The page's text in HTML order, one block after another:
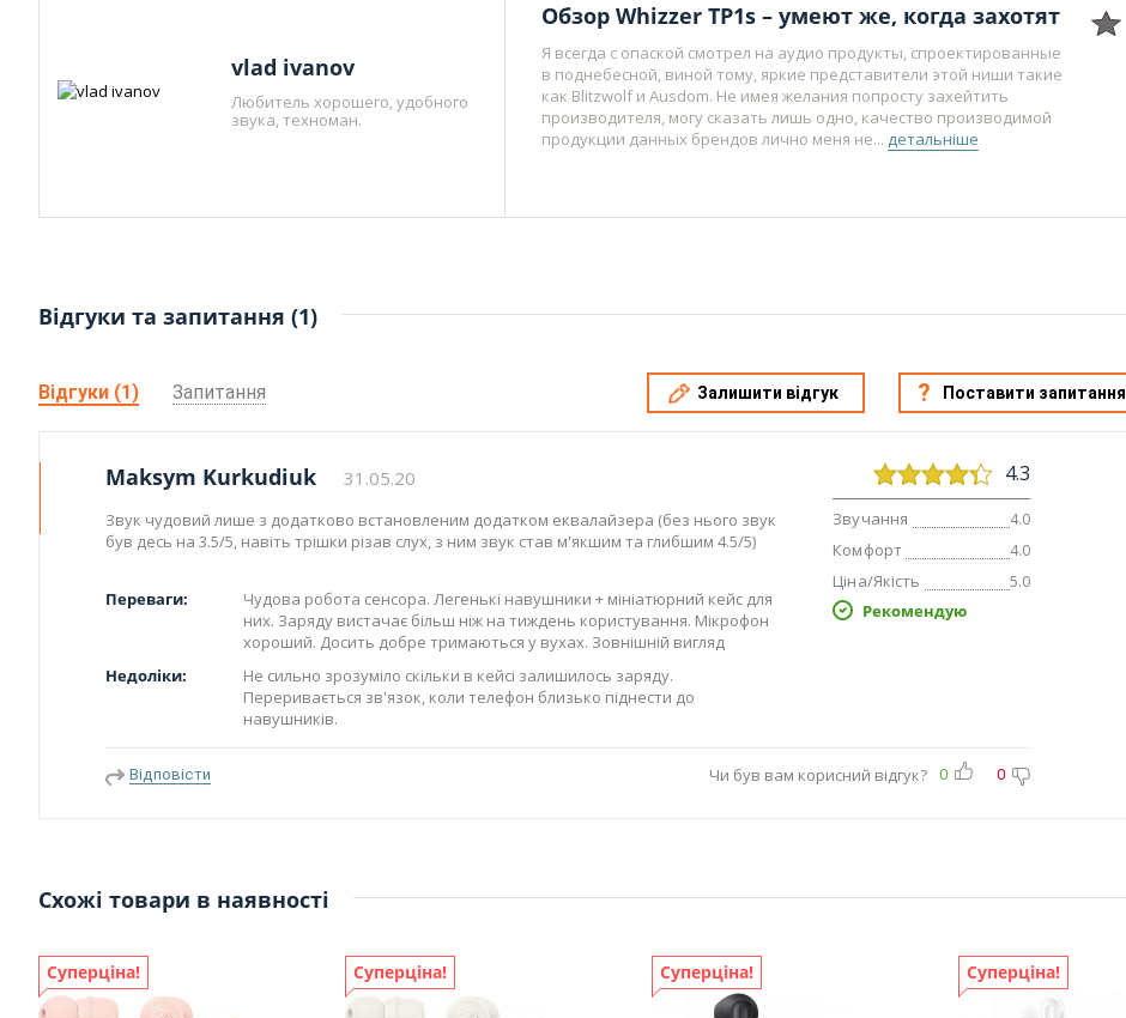
vlad ivanov
Любитель хорошего, удобного
звука, техноман.
Обзор Whizzer TP1s – умеют же, когда захотят
Я всегда с опаской смотрел на аудио продукты, спроектированные
в поднебесной, виной тому, яркие представители этой ниши такие
как Blitzwolf и Ausdom. Не имея желания попросту захейтить
производителя, могу сказать лишь одно, качество производимой
продукции данных брендов лично меня не... детальніше
Відгуки та запитання (1)
Відгуки (1) Запитання Залишити відгук Поставити запитання
Maksym Kurkudiuk 31.05.20
Звук чудовий лише з додатково встановленим додатком еквалайзера (без нього звук
був десь на 3.5/5, навіть трішки різав слух, з ним звук став м'якшим та глибшим 4.5/5)
Переваги:
Чудова робота сенсора. Легенькі навушники + мініатюрний кейс для
них. Заряду вистачає більш ніж на тиждень користування. Мікрофон
хороший. Досить добре тримаються у вухах. Зовнішній вигляд
Недоліки:
Не сильно зрозуміло скільки в кейсі залишилось заряду.
Переривається зв'язок, коли телефон близько піднести до
навушників.
4.3
Звучання 4.0
Комфорт 4.0
Ціна/Якість 5.0
Рекомендую
Відповісти Чи був вам корисний відгук? 0 0
Схожі товари в наявності
Суперціна! Суперціна! Суперціна! Суперціна!